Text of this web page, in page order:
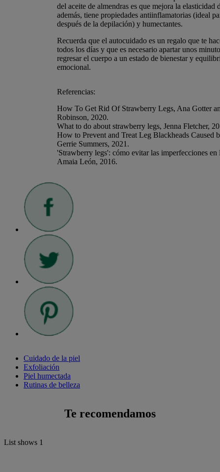
del aceite de almendras es que mejora la elasticidad
además, tiene propiedades antiinflamatorias (ideal
después de la depilación) y humectantes.
Recuerda que el autocuidado es un regalo que te
todos los días y que es necesario apartar unos
regresar el cuerpo a un estado de bienestar y
emocional.
Referencias:
How To Get Rid Of Strawberry Legs, Ana Gotter
Robinson, 2020.
What to do about strawberry legs, Jenna Fletcher,
How to Prevent and Treat Leg Blackheads Caused
Gerrie Summers, 2021.
'Strawberry legs': cómo evitar las imperfecciones en
Amaia León, 2016.
Cuidado de la piel
Exfoliación
Piel humectada
Rutinas de belleza
Te recomendamos
List shows 1